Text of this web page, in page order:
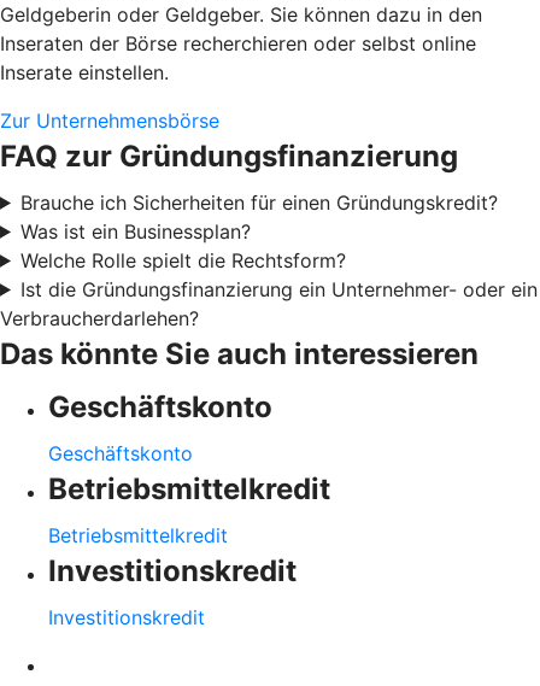
Geldgeberin oder Geldgeber. Sie können dazu in den
Inseraten der Börse recherchieren oder selbst online
Inserate einstellen.
Zur Unternehmensbörse
FAQ zur Gründungsfinanzierung
Brauche ich Sicherheiten für einen Gründungskredit?
Was ist ein Businessplan?
Welche Rolle spielt die Rechtsform?
Ist die Gründungsfinanzierung ein Unternehmer- oder ein
Verbraucherdarlehen?
Das könnte Sie auch interessieren
Geschäftskonto
Geschäftskonto
Betriebsmittelkredit
Betriebsmittelkredit
Investitionskredit
Investitionskredit